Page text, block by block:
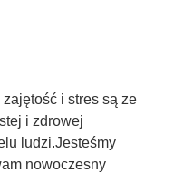
i stres są ze
i zdrowej
ludzi.Jesteśmy
nowoczesny